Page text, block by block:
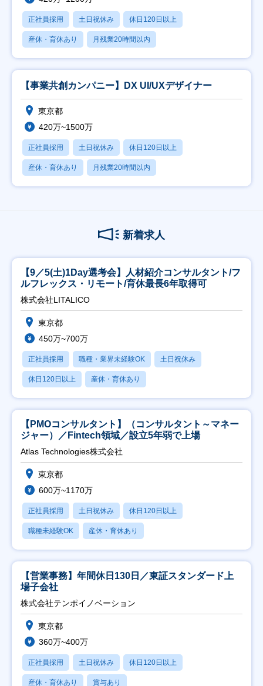
正社員採用 土日祝休み 休日120日以上
産休・育休あり 月残業20時間以内
【事業共創カンパニー】DX UI/UXデザイナー
東京都
420万~1500万
正社員採用 土日祝休み 休日120日以上
産休・育休あり 月残業20時間以内
新着求人
【9／5(土)1Day選考会】人材紹介コンサルタント/フ
ルフレックス・リモート/育休最長6年取得可
株式会社LITALICO
東京都
450万~700万
正社員採用 職種・業界未経験OK 土日祝休み
休日120日以上 産休・育休あり
【PMOコンサルタント】（コンサルタント～マネー
ジャー）／Fintech領域／設立5年弱で上場
Atlas Technologies株式会社
東京都
600万~1170万
正社員採用 土日祝休み 休日120日以上
職種未経験OK 産休・育休あり
【営業事務】年間休日130日／東証スタンダード上
場子会社
株式会社テンポイノベーション
東京都
360万~400万
正社員採用 土日祝休み 休日120日以上
産休・育休あり 賞与あり